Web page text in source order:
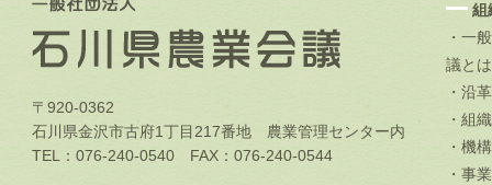
〒920-0362
石川県金沢市古府1丁目217番地 農業管理センター内
TEL：076-240-0540 FAX：076-240-0544
組
・一
議とは
・沿革
・組
・機
・事